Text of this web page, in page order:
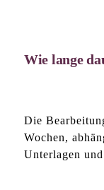
Wie lange
Die
Wochen,
Unterlagen